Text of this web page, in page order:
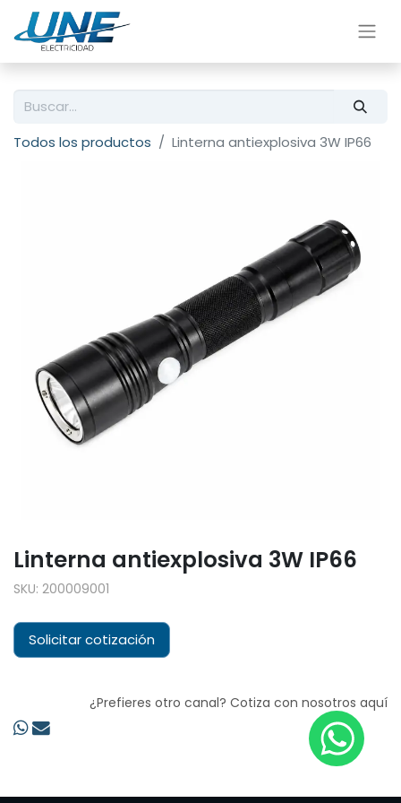
Todos los productos Linterna antiexplosiva 3W IP66
Linterna antiexplosiva 3W IP66
SKU: 200009001
Solicitar cotización
¿Prefieres otro canal? Cotiza con nosotros aquí